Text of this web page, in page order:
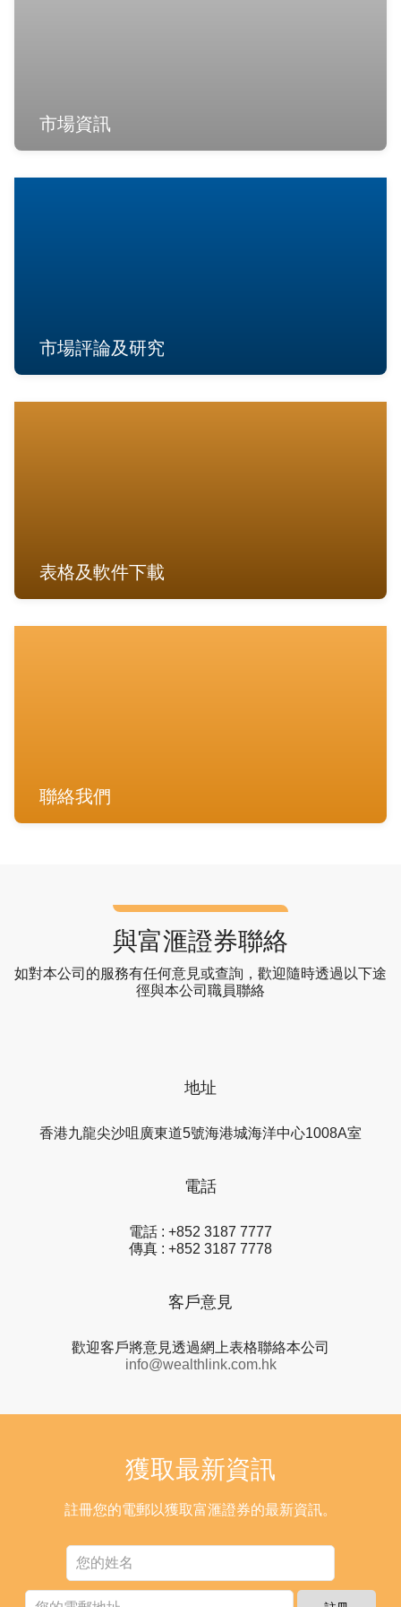
市場資訊
市場評論及研究
表格及軟件下載
聯絡我們
與富滙證券聯絡
如對本公司的服務有任何意見或查詢，歡迎隨時透過以下途
徑與本公司職員聯絡
地址
香港九龍尖沙咀廣東道5號海港城海洋中心1008A室
電話
電話 : +852 3187 7777
傳真 : +852 3187 7778
客戶意見
歡迎客戶將意見透過網上表格聯絡本公司
info@wealthlink.com.hk
獲取最新資訊
註冊您的電郵以獲取富滙證券的最新資訊。